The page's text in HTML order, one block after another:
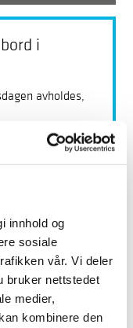
innhold og
sosiale
vår. Vi deler
bruker nettstedet
medier,
kombinere den
i
avholdes,
og pynte
være